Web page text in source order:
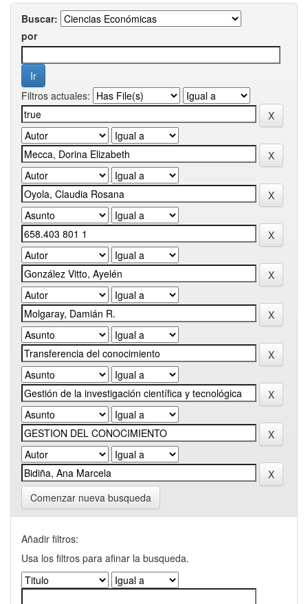
Buscar:
por
Filtros actuales:
Comenzar nueva busqueda
Añadir filtros:
Usa los filtros para afinar la busqueda.